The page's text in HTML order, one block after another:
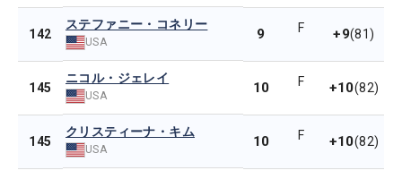
142
ステファニー・コネリー
USA 9 F +9(81)
145
ニコル・ジェレイ
USA 10 F +10(82)
145
クリスティーナ・キム
USA 10 F +10(82)